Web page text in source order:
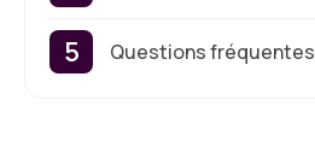
Questions fréquentes